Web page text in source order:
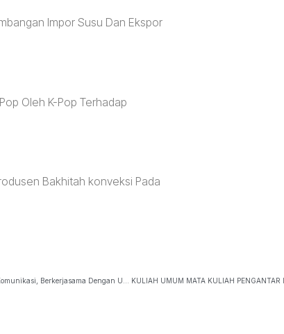
Impor Susu Dan Ekspor
Oleh K-Pop Terhadap
Bakhitah konveksi Pada